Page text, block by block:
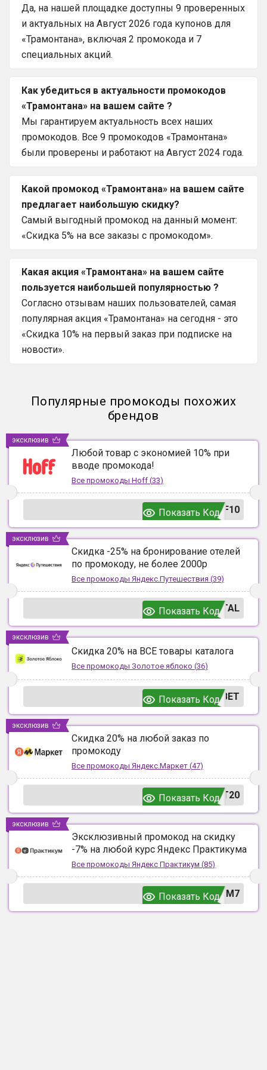
Да, на нашей площадке доступны 9 проверенных
и актуальных на Август 2026 года купонов для
«Трамонтана», включая 2 промокода и 7
специальных акций.
Как убедиться в актуальности промокодов
«Трамонтана» на вашем сайте ?
Мы гарантируем актуальность всех наших
промокодов. Все 9 промокодов «Трамонтана»
были проверены и работают на Август 2024 года.
Какой промокод «Трамонтана» на вашем сайте
предлагает наибольшую скидку?
Самый выгодный промокод на данный момент:
«Скидка 5% на все заказы с промокодом».
Какая акция «Трамонтана» на вашем сайте
пользуется наибольшей популярностью ?
Согласно отзывам наших пользователей, самая
популярная акция «Трамонтана» на сегодня - это
«Скидка 10% на первый заказ при подписке на
новости».
Популярные промокоды похожих
брендов
Любой товар с экономией 10% при
вводе промокода!
Все промокоды Hoff (33)
F10
Показать Код
эксклюзив
Скидка -25% на бронирование отелей
по промокоду, не более 2000р
Все промокоды Яндекс.Путешествия (39)
TAL
Показать Код
эксклюзив
Скидка 20% на ВСЕ товары каталога
Все промокоды Золотое яблоко (36)
ВЕТ
Показать Код
эксклюзив
Скидка 20% на любой заказ по
промокоду
Все промокоды Яндекс.Маркет (47)
T20
Показать Код
эксклюзив
Эксклюзивный промокод на скидку
-7% на любой курс Яндекс Практикума
Все промокоды Яндекс Практикум (85)
UM7
Показать Код
эксклюзив